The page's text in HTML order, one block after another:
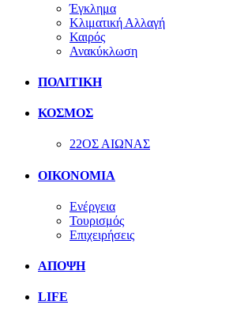
Έγκλημα
Κλιματική Αλλαγή
Καιρός
Ανακύκλωση
ΠΟΛΙΤΙΚΗ
ΚΟΣΜΟΣ
22ΟΣ ΑΙΩΝΑΣ
ΟΙΚΟΝΟΜΙΑ
Ενέργεια
Τουρισμός
Επιχειρήσεις
ΑΠΟΨΗ
LIFE